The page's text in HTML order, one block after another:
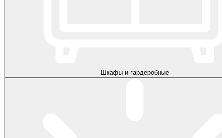
Шкафы и гардеробные